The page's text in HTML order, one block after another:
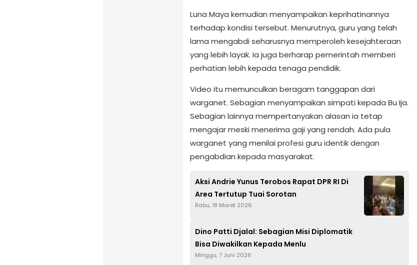
Luna Maya kemudian menyampaikan keprihatinannya
terhadap kondisi tersebut. Menurutnya, guru yang telah
lama mengabdi seharusnya memperoleh kesejahteraan
yang lebih layak. Ia juga berharap pemerintah memberi
perhatian lebih kepada tenaga pendidik.
Video itu memunculkan beragam tanggapan dari
warganet. Sebagian menyampaikan simpati kepada Bu Ija.
Sebagian lainnya mempertanyakan alasan ia tetap
mengajar meski menerima gaji yang rendah. Ada pula
warganet yang menilai profesi guru identik dengan
pengabdian kepada masyarakat.
Aksi Andrie Yunus Terobos Rapat DPR RI Di
Area Tertutup Tuai Sorotan
Rabu, 18 Maret 2026
Dino Patti Djalal: Sebagian Misi Diplomatik
Bisa Diwakilkan Kepada Menlu
Minggu, 7 Juni 2026